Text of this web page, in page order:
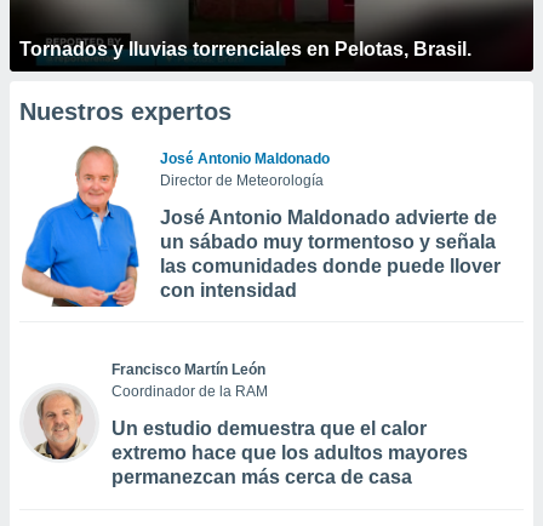
Tornados y lluvias torrenciales en Pelotas, Brasil.
Nuestros expertos
José Antonio Maldonado
Director de Meteorología
José Antonio Maldonado advierte de
un sábado muy tormentoso y señala
las comunidades donde puede llover
con intensidad
Francisco Martín León
Coordinador de la RAM
Un estudio demuestra que el calor
extremo hace que los adultos mayores
permanezcan más cerca de casa